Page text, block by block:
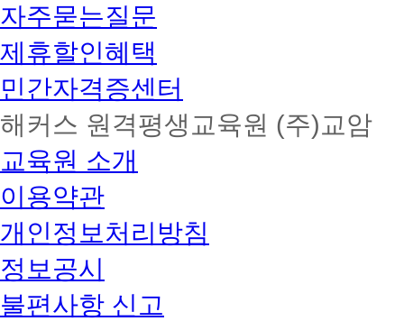
자주묻는질문
제휴할인혜택
민간자격증센터
해커스 원격평생교육원 (주)교암
교육원 소개
이용약관
개인정보처리방침
정보공시
불편사항 신고